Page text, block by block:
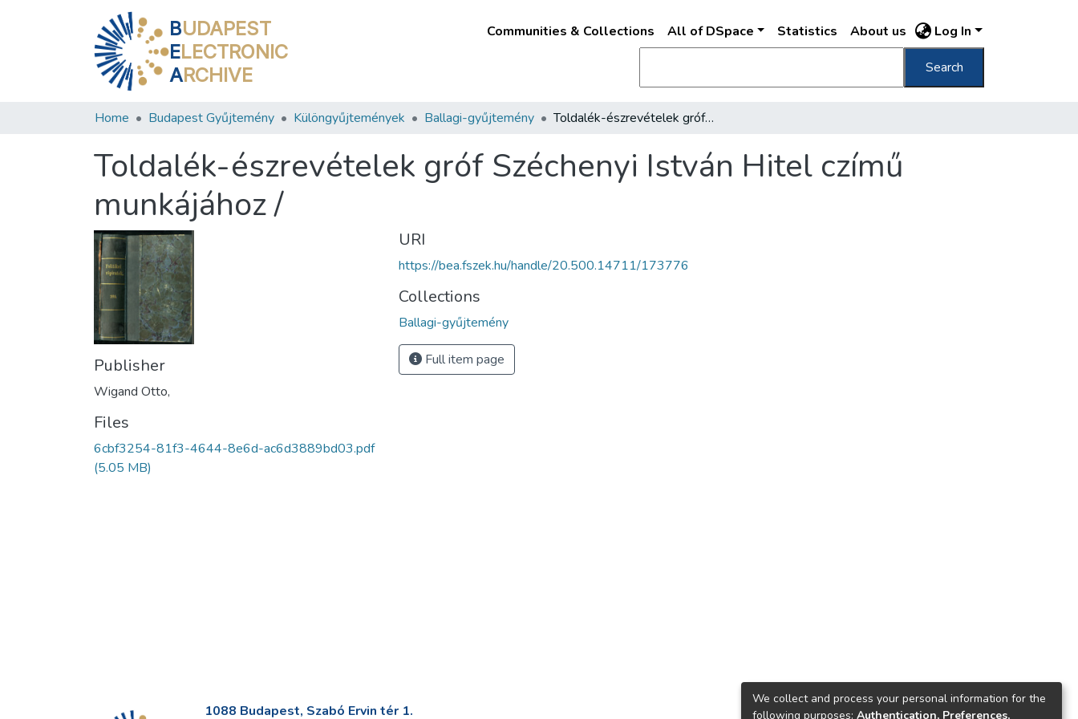
BUDAPEST
ELECTRONIC
ARCHIVE
Communities & Collections All of DSpace Statistics About us Log In
Search
Home Budapest Gyűjtemény Különgyűjtemények Ballagi-gyűjtemény Toldalék-észrevételek gróf Széchenyi István Hitel czímű munkájához /
Toldalék-észrevételek gróf Széchenyi István Hitel czímű
munkájához /
Publisher
Wigand Otto,
Files
6cbf3254-81f3-4644-8e6d-ac6d3889bd03.pdf
(5.05 MB)
URI
https://bea.fszek.hu/handle/20.500.14711/173776
Collections
Ballagi-gyűjtemény
Full item page
1088 Budapest, Szabó Ervin tér 1.
We collect and process your personal information for the
following purposes: Authentication, Preferences,